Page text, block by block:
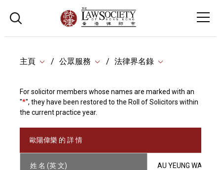
主頁 公眾服務 法律界名錄
For solicitor members whose names are marked with an
"*", they have been restored to the Roll of Solicitors within
the current practice year.
歐陽偉樂 的 詳 情
姓 名 (英 文) AU YEUNG WAI